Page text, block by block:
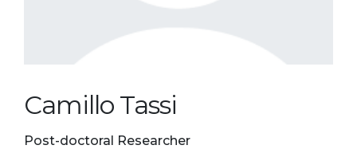
Camillo Tassi
Post-doctoral Researcher